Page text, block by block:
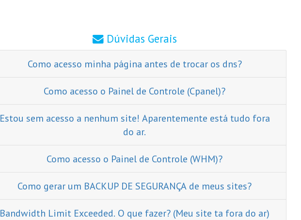
Dúvidas Gerais
Como acesso minha página antes de trocar os dns?
Como acesso o Painel de Controle (Cpanel)?
Estou sem acesso a nenhum site! Aparentemente está tudo fora
do ar.
Como acesso o Painel de Controle (WHM)?
Como gerar um BACKUP DE SEGURANÇA de meus sites?
Bandwidth Limit Exceeded. O que fazer? (Meu site ta fora do ar)